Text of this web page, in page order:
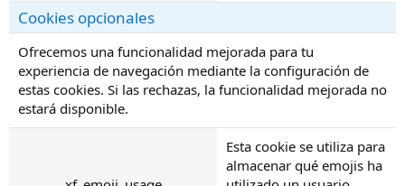
Cookies opcionales
Ofrecemos una funcionalidad mejorada para tu
experiencia de navegación mediante la configuración de
estas cookies. Si las rechazas, la funcionalidad mejorada no
estará disponible.
Esta cookie se utiliza para
almacenar qué emojis ha